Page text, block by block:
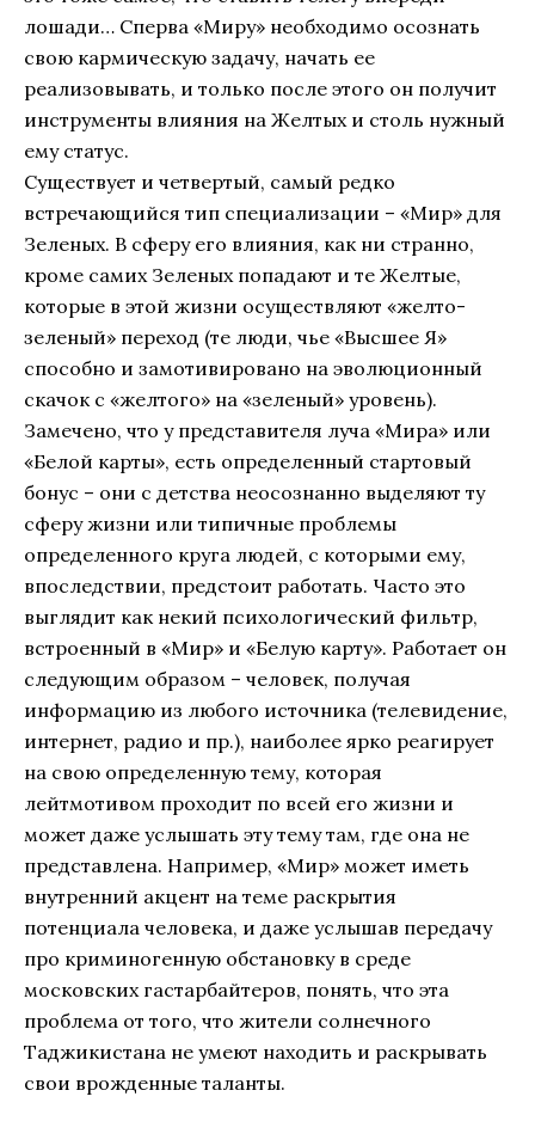
лошади… Сперва «Миру» необходимо осознать
свою кармическую задачу, начать ее
реализовывать, и только после этого он получит
инструменты влияния на Желтых и столь нужный
ему статус.
Существует и четвертый, самый редко
встречающийся тип специализации – «Мир» для
Зеленых. В сферу его влияния, как ни странно,
кроме самих Зеленых попадают и те Желтые,
которые в этой жизни осуществляют «желто-
зеленый» переход (те люди, чье «Высшее Я»
способно и замотивировано на эволюционный
скачок с «желтого» на «зеленый» уровень).
Замечено, что у представителя луча «Мира» или
«Белой карты», есть определенный стартовый
бонус – они с детства неосознанно выделяют ту
сферу жизни или типичные проблемы
определенного круга людей, с которыми ему,
впоследствии, предстоит работать. Часто это
выглядит как некий психологический фильтр,
встроенный в «Мир» и «Белую карту». Работает он
следующим образом – человек, получая
информацию из любого источника (телевидение,
интернет, радио и пр.), наиболее ярко реагирует
на свою определенную тему, которая
лейтмотивом проходит по всей его жизни и
может даже услышать эту тему там, где она не
представлена. Например, «Мир» может иметь
внутренний акцент на теме раскрытия
потенциала человека, и даже услышав передачу
про криминогенную обстановку в среде
московских гастарбайтеров, понять, что эта
проблема от того, что жители солнечного
Таджикистана не умеют находить и раскрывать
свои врожденные таланты.